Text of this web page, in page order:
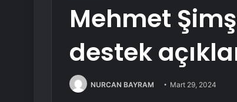
Mehmet
destek
NURCAN BAYRAM Mart 29, 2024